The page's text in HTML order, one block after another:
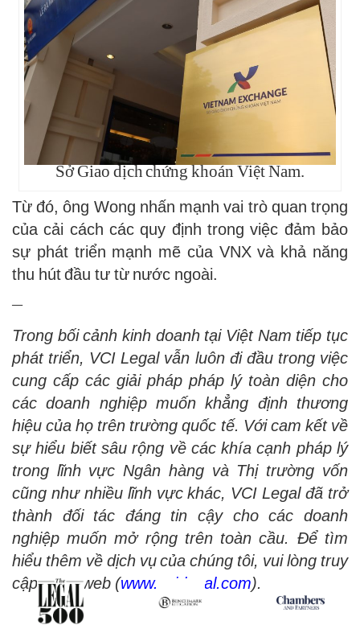
Sở Giao dịch chứng khoán Việt Nam.
Từ đó, ông Wong nhấn mạnh vai trò quan trọng
của cải cách các quy định trong việc đảm bảo
sự phát triển mạnh mẽ của VNX và khả năng
thu hút đầu tư từ nước ngoài.
—
Trong bối cảnh kinh doanh tại Việt Nam tiếp tục
phát triển, VCI Legal vẫn luôn đi đầu trong việc
cung cấp các giải pháp pháp lý toàn diện cho
các doanh nghiệp muốn khẳng định thương
hiệu của họ trên trường quốc tế. Với cam kết về
sự hiểu biết sâu rộng về các khía cạnh pháp lý
trong lĩnh vực Ngân hàng và Thị trường vốn
cũng như nhiều lĩnh vực khác, VCI Legal đã trở
thành đối tác đáng tin cậy cho các doanh
nghiệp muốn mở rộng trên toàn cầu. Để tìm
hiểu thêm về dịch vụ của chúng tôi, vui lòng truy
cập trang web (www.vci-legal.com).